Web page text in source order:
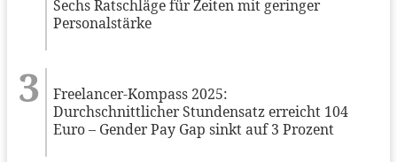
Sechs Ratschläge für Zeiten mit geringer
Personalstärke
Freelancer-Kompass 2025:
Durchschnittlicher Stundensatz erreicht 104
Euro – Gender Pay Gap sinkt auf 3 Prozent